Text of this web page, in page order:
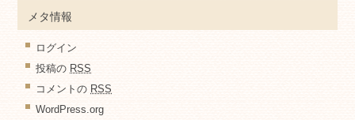
メタ情報
ログイン
投稿の RSS
コメントの RSS
WordPress.org